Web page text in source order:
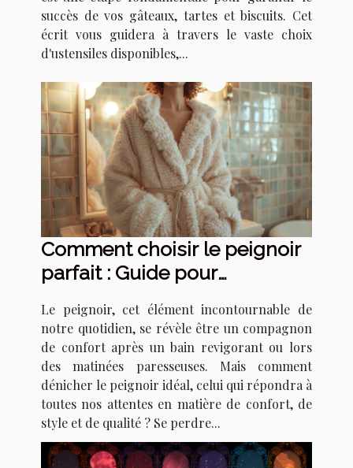
succès de vos gâteaux, tartes et biscuits. Cet
écrit vous guidera à travers le vaste choix
d'ustensiles disponibles,...
Comment choisir le peignoir
parfait : Guide pour
modèle en fonction de vos
besoins
Le peignoir, cet élément incontournable de
notre quotidien, se révèle être un compagnon
de confort après un bain revigorant ou lors
des matinées paresseuses. Mais comment
dénicher le peignoir idéal, celui qui répondra à
toutes nos attentes en matière de confort, de
style et de qualité ? Se perdre...